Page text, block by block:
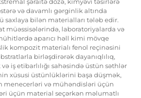
və davamlı gərginlik altında
saxlaya bilən materialları tələb edir.
müəssisələrində, laboratoriyalarda və
aparıcı həll kimi mövqe
kompozit materialı fenol reçinəsini
birləşdirərək dayanıqlılıq,
iş etibarlılığı sahəsində üstün səthlər
xüsusi üstünlüklərini başa düşmək,
menecerləri və mühəndisləri üçün
üçün material seçərkən məlumatlı